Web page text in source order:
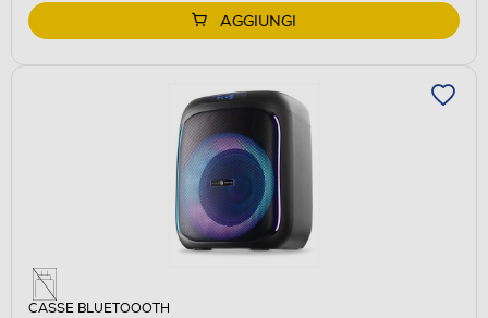
AGGIUNGI
CASSE BLUETOOOTH